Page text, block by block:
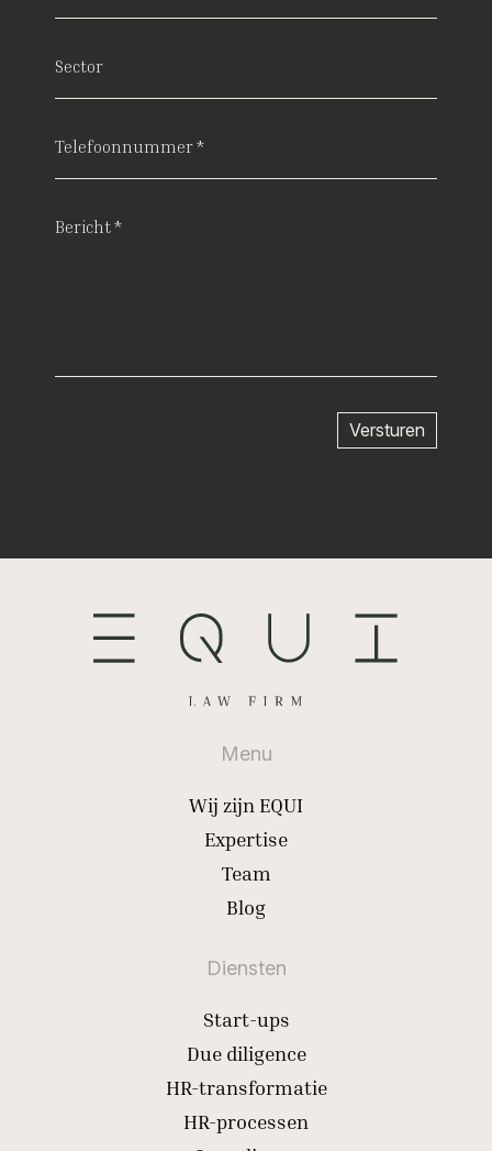
Menu
Wij zijn EQUI
Expertise
Team
Blog
Diensten
Start-ups
Due diligence
HR-transformatie
HR-processen